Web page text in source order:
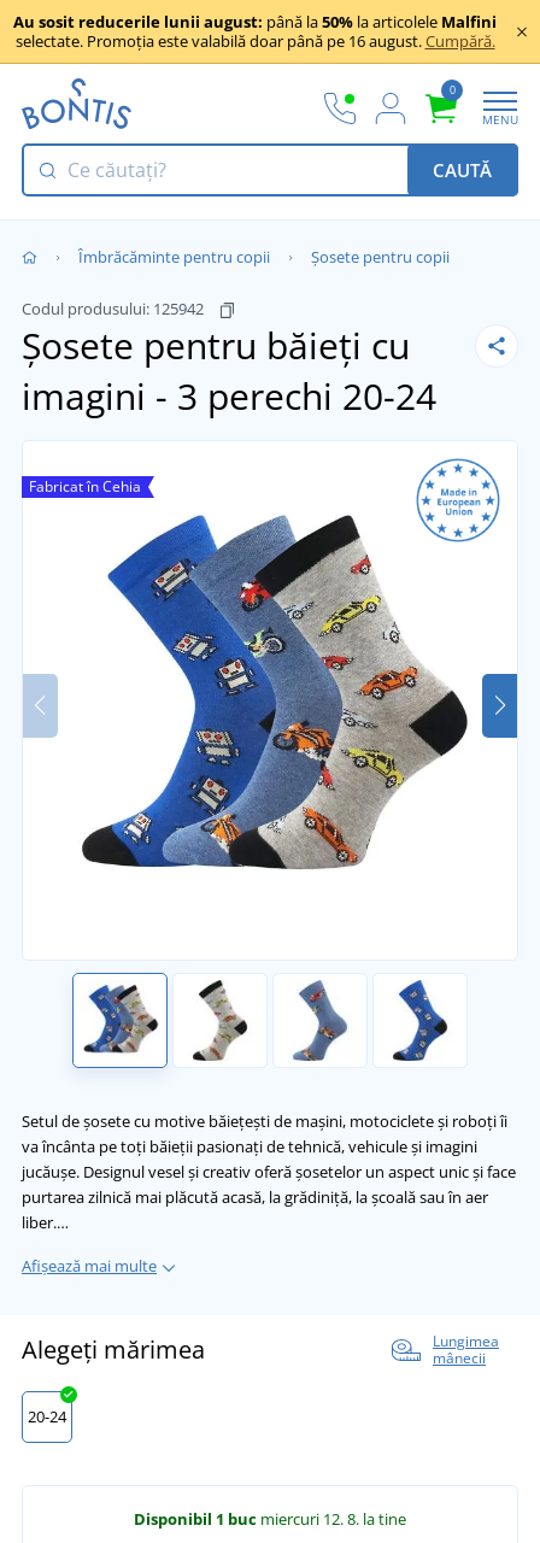
Au sosit reducerile lunii august: până la50% la articolele Malfini
selectate. Promoția este valabilă doar până pe 16 august.Cumpără.
0
MENU
CAUTĂ
Îmbrăcăminte pentru copii Șosete pentru copii
Codul produsului: 125942
Șosete pentru băieți cu
imagini - 3 perechi 20-24
Fabricat în Cehia
Setul de șosete cu motive băiețești de mașini, motociclete și roboți îi
va încânta pe toți băieții pasionați de tehnică, vehicule și imagini
jucăușe. Designul vesel și creativ oferă șosetelor un aspect unic și face
purtarea zilnică mai plăcută acasă, la grădiniță, la școală sau în aer
liber.…
Afișează mai multe
Alegeți mărimea
Lungimea
mânecii
20-24
Disponibil 1 buc miercuri 12. 8. la tine